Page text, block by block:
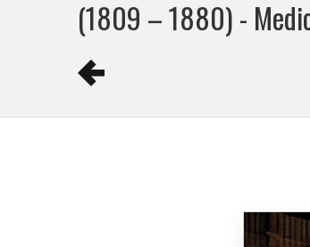
(1809 – 1880) -